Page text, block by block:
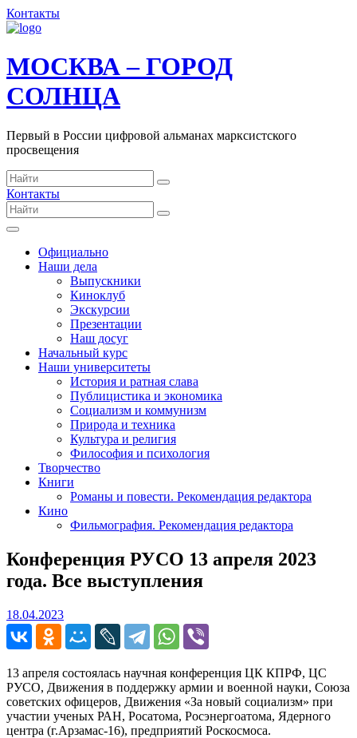
Контакты
МОСКВА – ГОРОД
СОЛНЦА
Первый в России цифровой альманах марксистского
просвещения
Контакты
Официально
Наши дела
Выпускники
Киноклуб
Экскурсии
Презентации
Наш досуг
Начальный курс
Наши университеты
История и ратная слава
Публицистика и экономика
Социализм и коммунизм
Природа и техника
Культура и религия
Философия и психология
Творчество
Книги
Романы и повести. Рекомендация редактора
Кино
Фильмография. Рекомендация редактора
Конференция РУСО 13 апреля 2023
года. Все выступления
18.04.202318.04.2023
13 апреля состоялась научная конференция ЦК КПРФ, ЦС
РУСО, Движения в поддержку армии и военной науки, Союза
советских офицеров, Движения «За новый социализм» при
участии ученых РАН, Росатома, Росэнергоатома, Ядерного
центра (г.Арзамас-16), предприятий Роскосмоса.